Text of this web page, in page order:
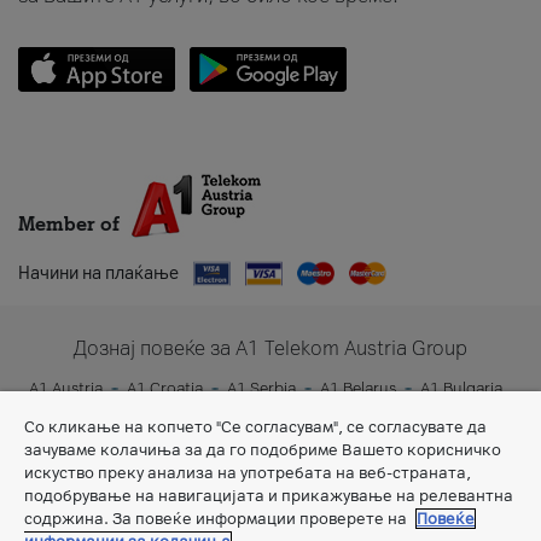
Member of
Начини на плаќање
Дознај повеќе за A1 Telekom Austria Group
A1 Austria A1 Croatia A1 Serbia A1 Belarus
A1 Bulgaria
Со кликање на копчето "Се согласувам", се согласувате да
зачуваме колачиња за да го подобриме Вашето корисничко
искуство преку анализа на употребата на веб-страната,
подобрување на навигацијата и прикажување на релевантна
содржина. За повеќе информации проверете на
Повеќе